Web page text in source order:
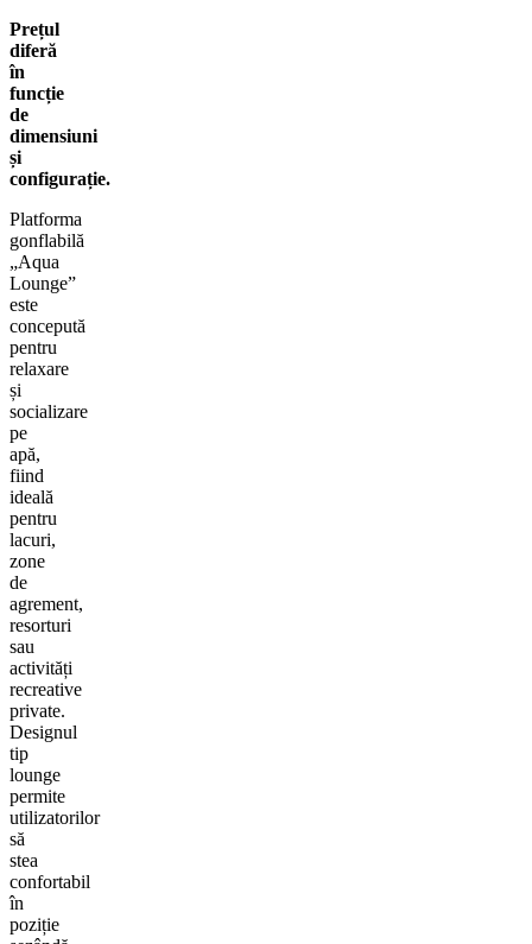
Prețul
diferă
în
funcție
de
dimensiuni
și
configurație.
Platforma
gonflabilă
„Aqua
Lounge”
este
concepută
pentru
relaxare
și
socializare
pe
apă,
fiind
ideală
pentru
lacuri,
zone
de
agrement,
resorturi
sau
activități
recreative
private.
Designul
tip
lounge
permite
utilizatorilor
să
stea
confortabil
în
poziție